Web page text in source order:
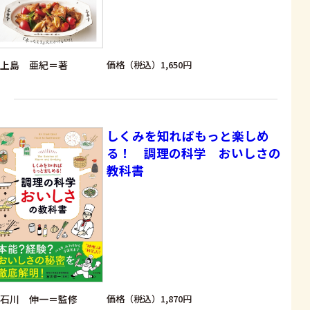
上島 亜紀＝著 価格（税込）1,650円
しくみを知ればもっと楽しめ
る！ 調理の科学 おいしさの
教科書
石川 伸一＝監修 価格（税込）1,870円